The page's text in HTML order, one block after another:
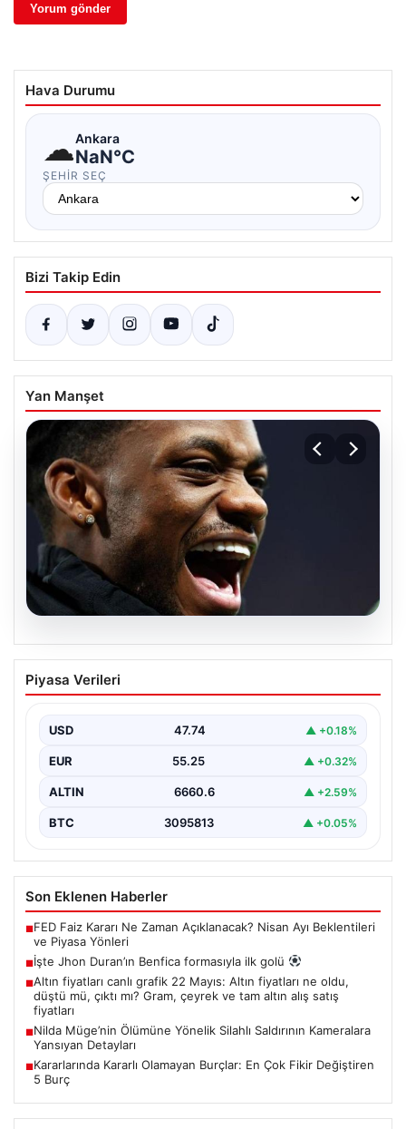
Hava Durumu
☁Ankara
NaN°C
ŞEHIR SEÇ
Bizi Takip Edin
Yan Manşet
07.08.2026
İşte Jhon Duran’ın Benfica formasıyla
ilk golü
Piyasa Verileri
USD 47.74 ▲ +0.18%
EUR 55.25 ▲ +0.32%
ALTIN 6660.6 ▲ +2.59%
BTC 3095813 ▲ +0.05%
Son Eklenen Haberler
■FED Faiz Kararı Ne Zaman Açıklanacak? Nisan Ayı Beklentileri
ve Piyasa Yönleri
■İşte Jhon Duran’ın Benfica formasıyla ilk golü
■Altın fiyatları canlı grafik 22 Mayıs: Altın fiyatları ne oldu,
düştü mü, çıktı mı? Gram, çeyrek ve tam altın alış satış
fiyatları
■Nilda Müge’nin Ölümüne Yönelik Silahlı Saldırının Kameralara
Yansıyan Detayları
■Kararlarında Kararlı Olamayan Burçlar: En Çok Fikir Değiştiren
5 Burç